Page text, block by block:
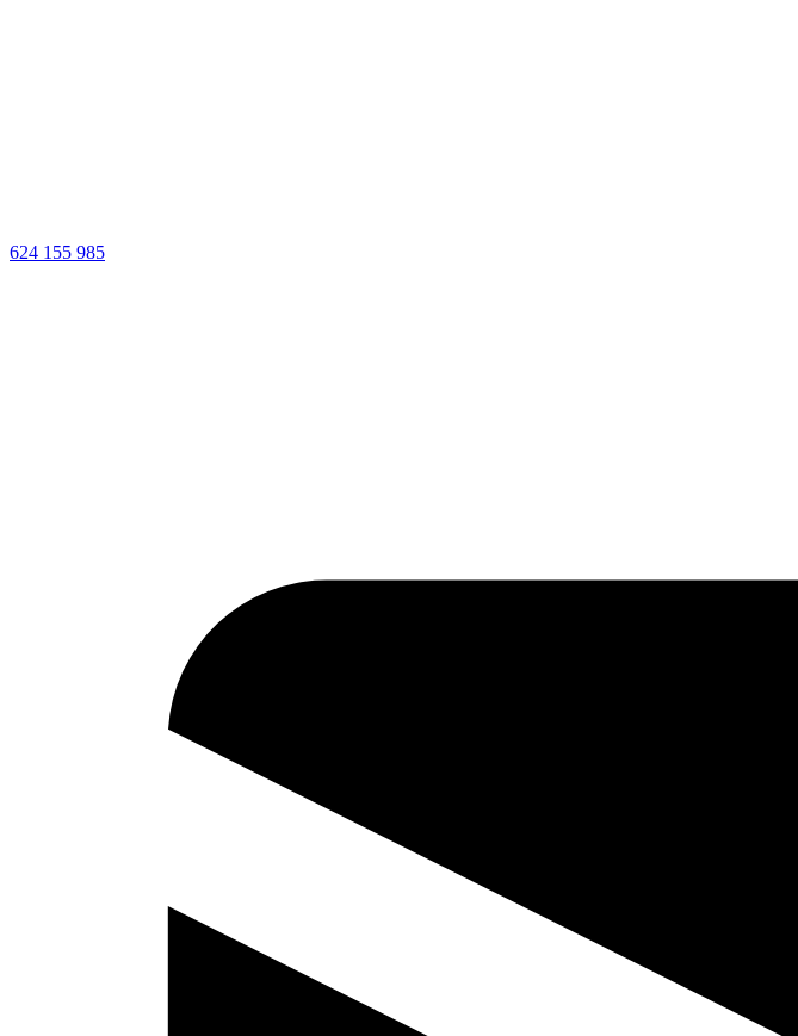
624 155 985